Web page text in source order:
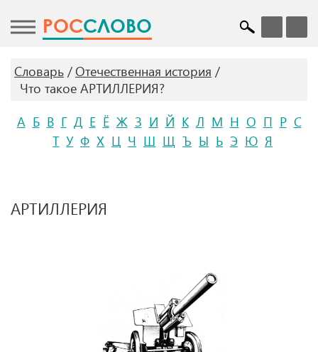
POCСЛОВО
Словарь
Отечественная история
Что такое АРТИЛЛЕРИЯ?
А Б В Г Д Е Ё Ж З И Й К Л М Н О П Р С
Т У Ф Х Ц Ч Ш Щ Ъ Ы Ь Э Ю Я
АРТИЛЛЕРИЯ